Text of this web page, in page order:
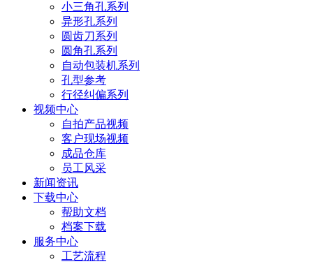
小三角孔系列
异形孔系列
圆齿刀系列
圆角孔系列
自动包装机系列
孔型参考
行径纠偏系列
视频中心
自拍产品视频
客户现场视频
成品仓库
员工风采
新闻资讯
下载中心
帮助文档
档案下载
服务中心
工艺流程